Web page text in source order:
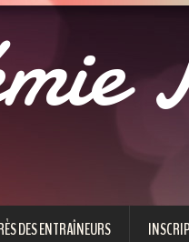
DES ENTRAÎNEURS